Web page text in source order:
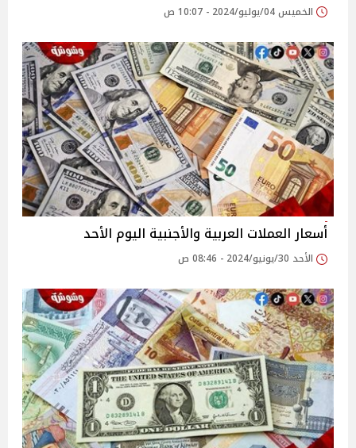
الخميس 04/يوليو/2024 - 10:07 ص
أسعار العملات العربية والأجنبية اليوم الأحد
الأحد 30/يونيو/2024 - 08:46 ص